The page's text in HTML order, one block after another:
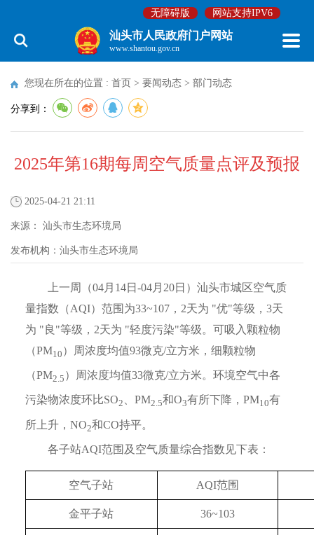
无障碍版 网站支持IPV6
汕头市人民政府门户网站
www.shantou.gov.cn
您现在所在的位置 : 首页 > 要闻动态 > 部门动态
分享到：
2025年第16期每周空气质量点评及预报
2025-04-21 21:11
来源： 汕头市生态环境局
发布机构： 汕头市生态环境局
上一周（04月14日-04月20日）汕头市城区空气质
量指数（AQI）范围为33~107，2天为 "优"等级，3天
为 "良"等级，2天为 "轻度污染"等级。可吸入颗粒物
（PM10 ）周浓度均值93微克/立方米，细颗粒物
（PM2.5 ）周浓度均值33微克/立方米。环境空气中各
污染物浓度环比SO2 、PM2.5和O3有所下降，PM10有
所上升，NO2和CO持平。
各子站AQI范围及空气质量综合指数见下表：
空气子站 AQI范围
金平子站 36~103